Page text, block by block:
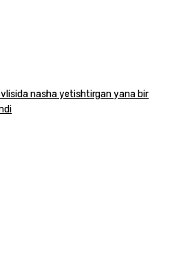
nasha yetishtirgan yana bir